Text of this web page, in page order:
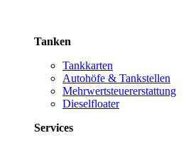
Tanken
Tankkarten
Autohöfe & Tankstellen
Mehrwertsteuererstattung
Dieselfloater
Services